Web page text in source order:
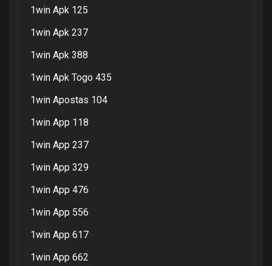
1win Apk 125
1win Apk 237
1win Apk 388
1win Apk Togo 435
1win Apostas 104
1win App 118
1win App 237
1win App 329
1win App 476
1win App 556
1win App 617
1win App 662